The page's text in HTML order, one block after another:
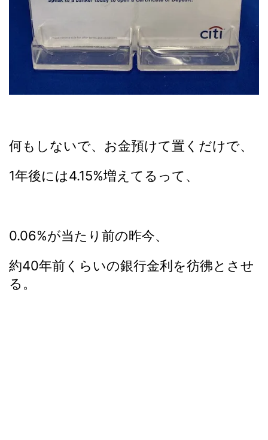
何もしないで、お金預けて置くだけで、
1年後には4.15%増えてるって、
0.06%が当たり前の昨今、
約40年前くらいの銀行金利を彷彿とさせ
る。